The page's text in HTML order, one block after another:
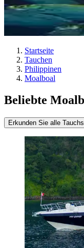
Startseite
Tauchen
Philippinen
Moalboal
Beliebte
Erkunden Sie alle